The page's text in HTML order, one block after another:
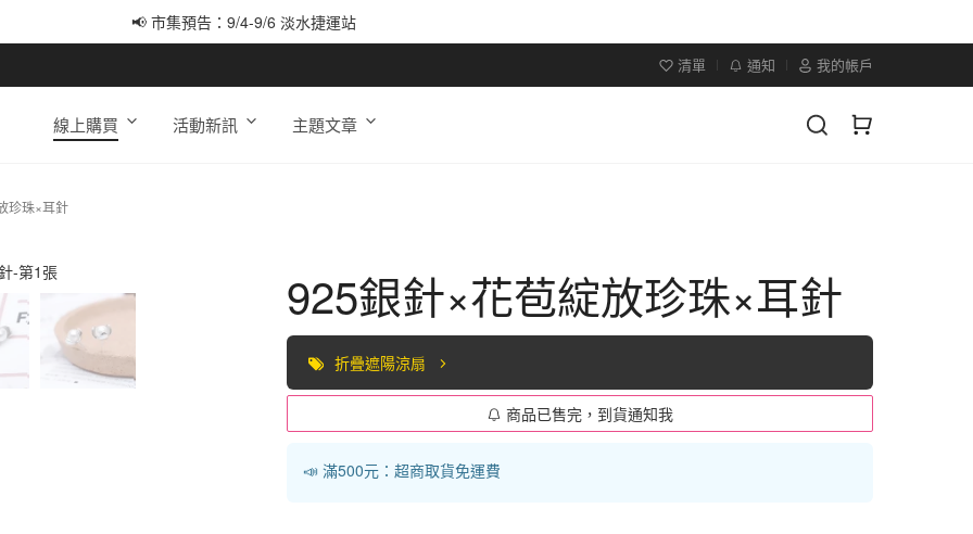
📢 市集預告：9/4-9/6 淡水捷運站
清單 通知 我的帳戶
線上購買 活動新訊 主題文章
珍珠×耳針
925銀針×花苞綻放珍珠×耳針
折疊遮陽涼扇
商品已售完，到貨通知我
📣 滿500元：超商取貨免運費